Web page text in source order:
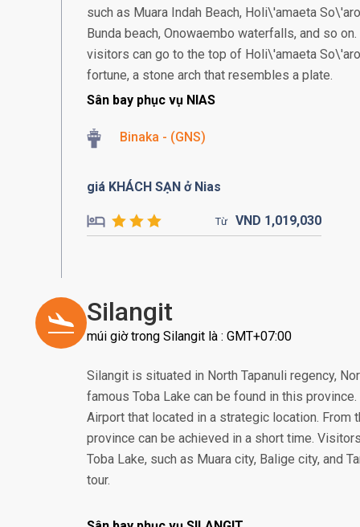
such as Muara Indah Beach, Holi\'amaeta
Bunda beach, Onowaembo waterfalls, and so
visitors can go to the top of Holi\'amaeta
fortune, a stone arch that resembles a plate.
Sân bay phục vụ NIAS
Binaka - (GNS)
giá KHÁCH SẠN ở Nias
Từ VND 1,019,030
Silangit
múi giờ trong Silangit là : GMT+07:00
Silangit is situated in North Tapanuli regency,
famous Toba Lake can be found in this
Airport that located in a strategic location. From
province can be achieved in a short time.
Toba Lake, such as Muara city, Balige city, and
tour.